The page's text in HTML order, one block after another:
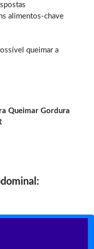
alimentos-chave
queimar a
Queimar Gordura